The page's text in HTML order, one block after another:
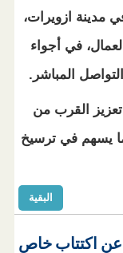
مدينة ازويرات،
في أجواء
المباشر.
تعزيز القرب من
يسهم في ترسيخ
البقية
عن اكتتاب خاص